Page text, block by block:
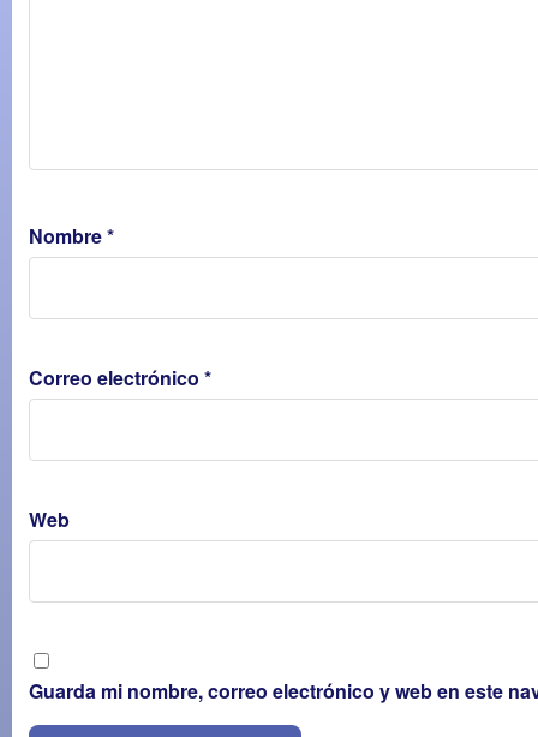
Nombre*
Correo electrónico *
Web
Guarda mi nombre, correo electrónico y web en este